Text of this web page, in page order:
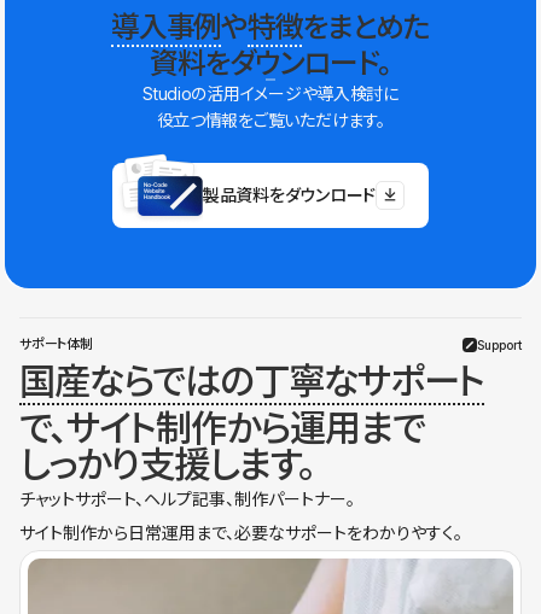
導入事例や特徴をまとめた
資料をダウンロード。
Studioの活用イメージや導入検討に
役立つ情報をご覧いただけます。
製品資料をダウンロード
サポート体制 Support
国産ならではの丁寧なサポート
で、サイト制作から運用まで
しっかり支援します。
チャットサポート、ヘルプ記事、制作パートナー。
サイト制作から日常運用まで、必要なサポートをわかりやすく。